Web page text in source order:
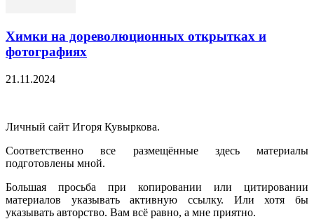
Химки на дореволюционных открытках и
фотографиях
21.11.2024
Личный сайт Игоря Кувыркова.
Соответственно все размещённые здесь материалы
подготовлены мной.
Большая просьба при копировании или цитировании
материалов указывать активную ссылку. Или хотя бы
указывать авторство. Вам всё равно, а мне приятно.